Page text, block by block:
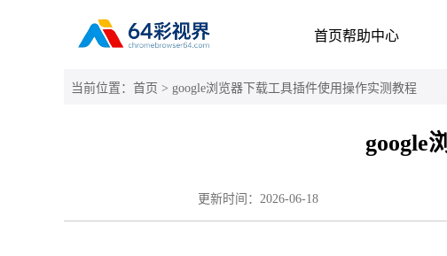
首页帮助中心
当前位置： 首页 > google浏览器下载工具插件使用操作实测教程
google
更新时间： 2026-06-18